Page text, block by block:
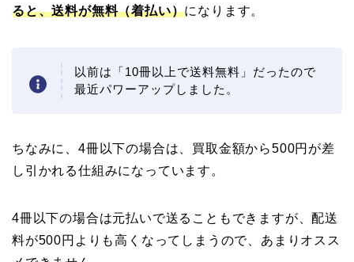
ると、送料が無料（着払い）になります。
以前は「10冊以上で送料無料」だったので
最近パワーアップしました。
ちなみに、4冊以下の場合は、買取金額から500円が差
し引かれる仕組みになっています。
4冊以下の場合は元払いで送ることもできますが、配送
料が500円よりも高くなってしまうので、あまりオスス